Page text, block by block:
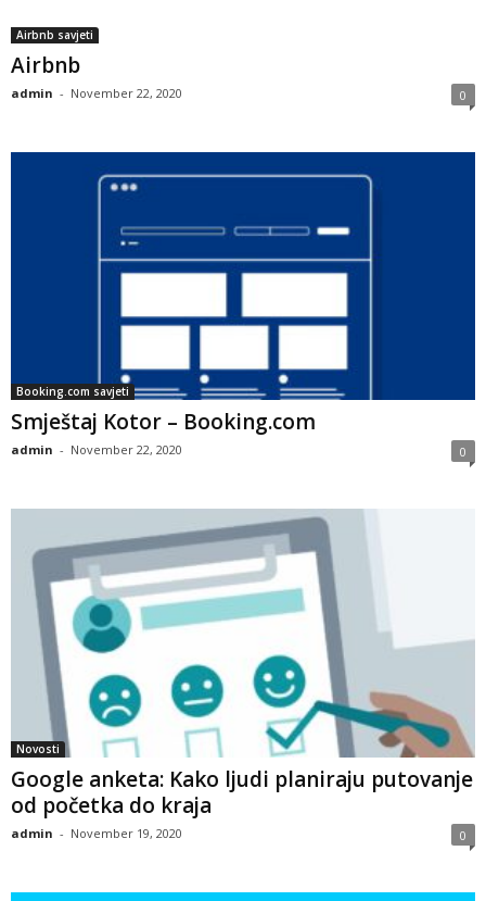
Airbnb savjeti
Airbnb
admin - November 22, 2020 0
Booking.com savjeti
Smještaj Kotor – Booking.com
admin - November 22, 2020 0
Novosti
Google anketa: Kako ljudi planiraju putovanje
od početka do kraja
admin - November 19, 2020 0